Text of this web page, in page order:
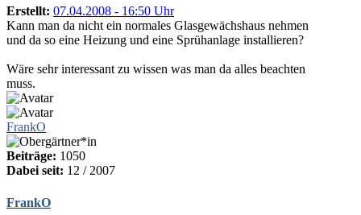
Erstellt: 07.04.2008 - 16:50 Uhr
Kann man da nicht ein normales Glasgewächshaus nehmen
und da so eine Heizung und eine Sprühanlage installieren?
Wäre sehr interessant zu wissen was man da alles beachten
muss.
FrankO
Beiträge: 1050
Dabei seit: 12 / 2007
FrankO